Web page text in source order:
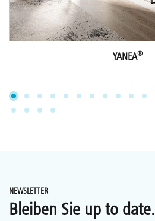
YANEA®
NEWSLETTER
Bleiben Sie up to date.